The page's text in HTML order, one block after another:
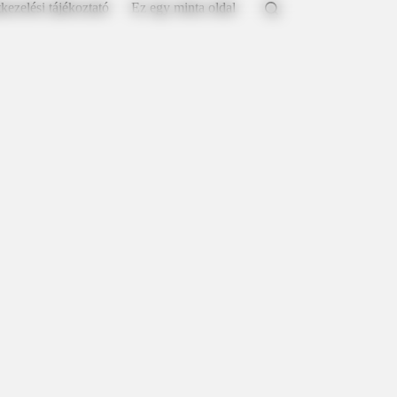
tájékoztató Ez egy minta oldal